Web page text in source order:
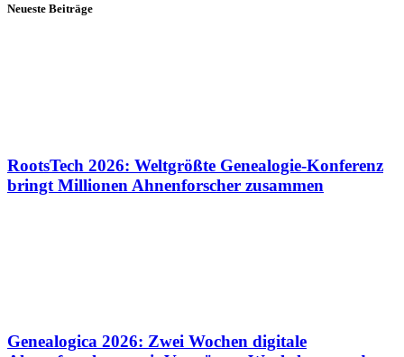
Neueste Beiträge
RootsTech 2026: Weltgrößte Genealogie-Konferenz
bringt Millionen Ahnenforscher zusammen
Genealogica 2026: Zwei Wochen digitale